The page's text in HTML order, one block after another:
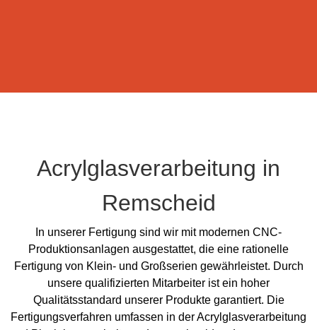
Acrylglasverarbeitung in
Remscheid
In unserer Fertigung sind wir mit modernen CNC-
Produktionsanlagen ausgestattet, die eine rationelle
Fertigung von Klein- und Großserien gewährleistet. Durch
unsere qualifizierten Mitarbeiter ist ein hoher
Qualitätsstandard unserer Produkte garantiert. Die
Fertigungsverfahren umfassen in der Acrylglasverarbeitung